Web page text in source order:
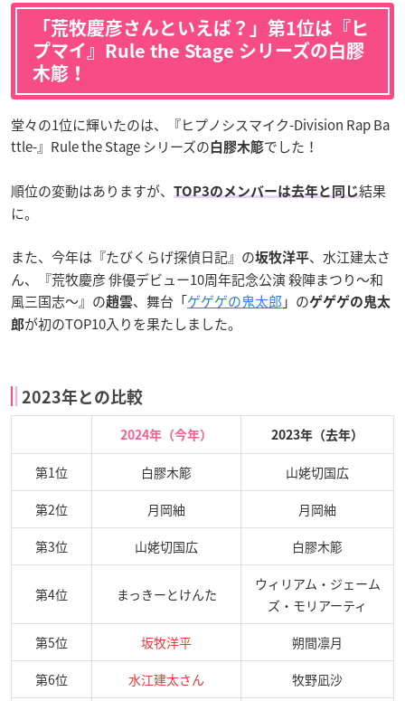
「荒牧慶彦さんといえば？」第1位は『ヒ
プマイ』Rule the Stage シリーズの白膠
木簓！
堂々の1位に輝いたのは、『ヒプノシスマイク-Division Rap Ba
ttle-』Rule the Stage シリーズの白膠木簓でした！
順位の変動はありますが、 TOP3のメンバーは去年と同じ結果
に。
また、今年は『たびくらげ探偵日記』の坂牧洋平、水江建太さ
ん、『荒牧慶彦 俳優デビュー10周年記念公演 殺陣まつり～和
風三国志～』の趙雲、舞台「ゲゲゲの鬼太郎 」のゲゲゲの鬼太
郎が初のTOP10入りを果たしました。
2023年との比較
2024年（今年） 2023年（去年）
第1位 白膠木簓 山姥切国広
第2位 月岡紬 月岡紬
第3位 山姥切国広 白膠木簓
第4位 まっきーとけんた
ウィリアム・ジェーム
ズ・モリアーティ
第5位 坂牧洋平 朔間凛月
第6位 水江建太さん 牧野凪沙